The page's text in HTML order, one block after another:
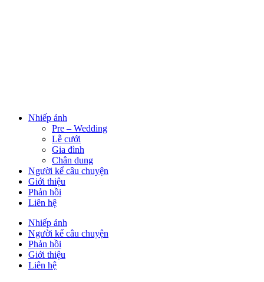
Nhiếp ảnh
Pre – Wedding
Lễ cưới
Gia đình
Chân dung
Người kể câu chuyện
Giới thiệu
Phản hồi
Liên hệ
Nhiếp ảnh
Người kể câu chuyện
Phản hồi
Giới thiệu
Liên hệ